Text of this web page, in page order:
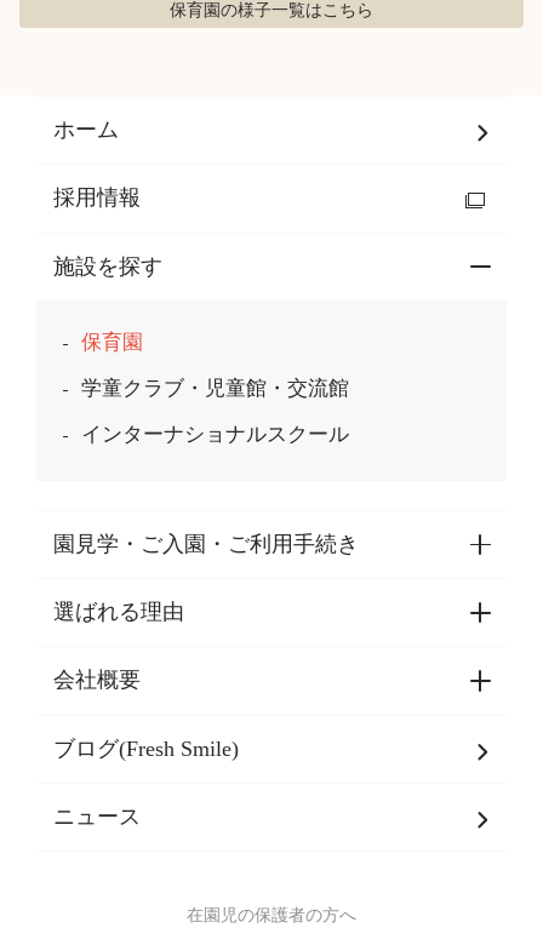
保育園の様子一覧はこちら
ホーム
採用情報
施設を探す
保育園
学童クラブ・児童館・交流館
インターナショナルスクール
園見学・ご入園・ご利用手続き
園見学・ご入園・ご利用手続き
東京都認証保育所空き状況
選ばれる理由
選ばれる理由一覧
乳児期・幼児期・
バイリンガル保育園
会社概要
会社概要
SDGsについて
ブログ(Fresh Smile)
ニュース
在園児の保護者の方へ